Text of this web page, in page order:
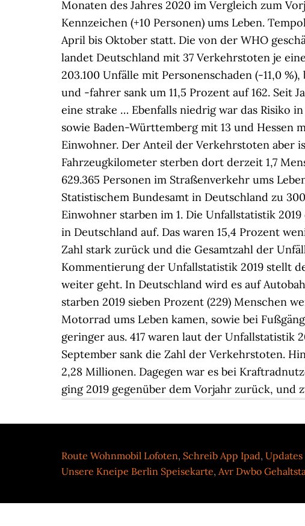
Route Wohnmobil Lofoten, Schreib App Ipad,
Unsere Kneipe Berlin Speisekarte, Avr Dwbo